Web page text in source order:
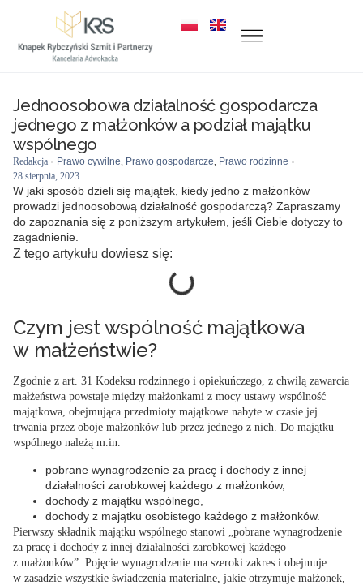
Jednoosobowa działalność gospodarcza
jednego z małżonków a podział majątku
wspólnego
Redakcja Prawo cywilne, Prawo gospodarcze, Prawo rodzinne
28 sierpnia, 2023
W jaki sposób dzieli się majątek, kiedy jedno z małżonków
prowadzi jednoosobową działalność gospodarczą? Zapraszamy
do zapoznania się z poniższym artykułem, jeśli Ciebie dotyczy to
zagadnienie.
Z tego artykułu dowiesz się:
Czym jest wspólność majątkowa
w małżeństwie?
Zgodnie z art. 31 Kodeksu rodzinnego i opiekuńczego, z chwilą zawarcia
małżeństwa powstaje między małżonkami z mocy ustawy wspólność
majątkowa, obejmująca przedmioty majątkowe nabyte w czasie jej
trwania przez oboje małżonków lub przez jednego z nich. Do majątku
wspólnego należą m.in.
pobrane wynagrodzenie za pracę i dochody z innej
działalności zarobkowej każdego z małżonków,
dochody z majątku wspólnego,
dochody z majątku osobistego każdego z małżonków.
Pierwszy składnik majątku wspólnego stanowi „pobrane wynagrodzenie
za pracę i dochody z innej działalności zarobkowej każdego
z małżonków”. Pojęcie wynagrodzenie ma szeroki zakres i obejmuje
w zasadzie wszystkie świadczenia materialne, jakie otrzymuje małżonek,